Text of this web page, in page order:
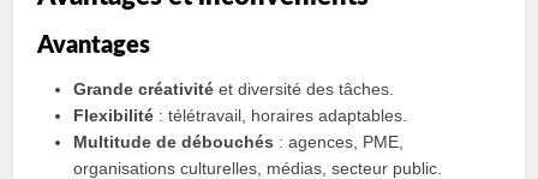
Avantages
Grande créativité et diversité des tâches.
Flexibilité : télétravail, horaires adaptables.
Multitude de débouchés : agences, PME,
organisations culturelles, médias, secteur public.